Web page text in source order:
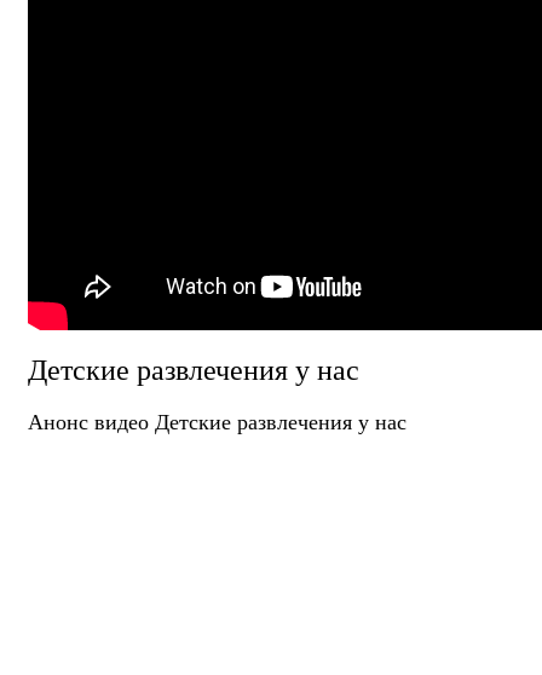
Детские развлечения у нас
Анонс видео Детские развлечения у нас